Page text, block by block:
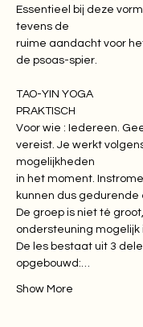
Essentieel bij deze
tevens de
ruime aandacht voor
de psoas-spier.
TAO-YIN YOGA
PRAKTISCH
Voor wie : Iedereen.
vereist. Je werkt
mogelijkheden
in het moment.
kunnen dus gedurende
De groep is niet té
ondersteuning mogelijk
De les bestaat uit 3
opgebouwd:…
Show More